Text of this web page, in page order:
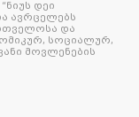
დეი
ავრცელებს
და
სოციალურ,
მოვლენების